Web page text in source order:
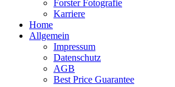
Forster Fotografie
Karriere
Home
Allgemein
Impressum
Datenschutz
AGB
Best Price Guarantee